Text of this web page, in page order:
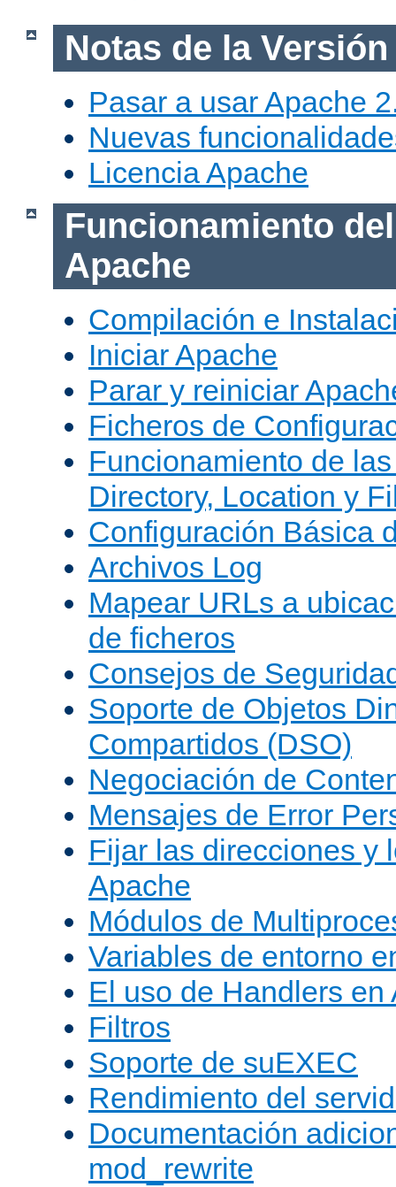
Notas de la Versión
Pasar a usar Apache
Nuevas
Licencia Apache
Funcionamiento
Apache
Compilación e
Iniciar Apache
Parar y reiniciar
Ficheros de
Funcionamiento de
Directory, Location y
Configuración Básica
Archivos Log
Mapear URLs a
de ficheros
Consejos de
Soporte de Objetos
Compartidos (DSO)
Negociación de
Mensajes de Error
Fijar las direcciones y
Apache
Módulos de
Variables de entorno
El uso de Handlers en
Filtros
Soporte de suEXEC
Rendimiento del
Documentación
mod_rewrite